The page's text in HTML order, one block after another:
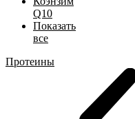
Q10
Показать
все
Протеины